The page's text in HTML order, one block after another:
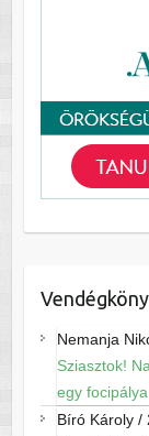
Nemanja
Sziasztok!
egy
Bíró Károly/